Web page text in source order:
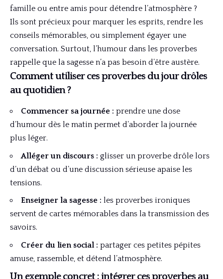
famille ou entre amis pour détendre l’atmosphère ?
Ils sont précieux pour marquer les esprits, rendre les
conseils mémorables, ou simplement égayer une
conversation. Surtout, l’humour dans les proverbes
rappelle que la sagesse n’a pas besoin d’être austère.
Comment utiliser ces proverbes du jour drôles
au quotidien ?
Commencer sa journée : prendre une dose
d’humour dès le matin permet d’aborder la journée
plus léger.
Alléger un discours : glisser un proverbe drôle lors
d’un débat ou d’une discussion sérieuse apaise les
tensions.
Enseigner la sagesse : les proverbes ironiques
servent de cartes mémorables dans la transmission des
savoirs.
Créer du lien social : partager ces petites pépites
amuse, rassemble, et détend l’atmosphère.
Un exemple concret : intégrer ces proverbes au